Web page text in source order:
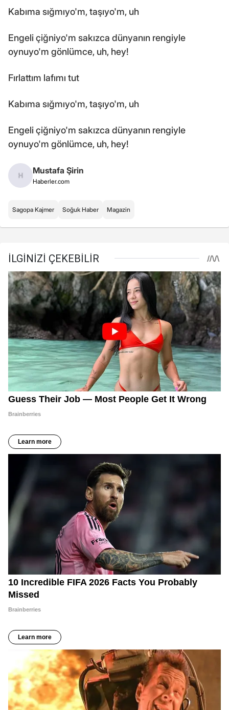
Kabıma sığmıyo'm, taşıyo'm, uh
Engeli çiğniyo'm sakızca dünyanın rengiyle
oynuyo'm gönlümce, uh, hey!
Fırlattım lafımı tut
Kabıma sığmıyo'm, taşıyo'm, uh
Engeli çiğniyo'm sakızca dünyanın rengiyle
oynuyo'm gönlümce, uh, hey!
Mustafa Şirin
Haberler.com
Sagopa Kajmer Soğuk Haber Magazin